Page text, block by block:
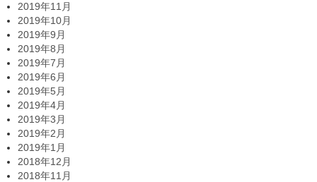
2019年11月
2019年10月
2019年9月
2019年8月
2019年7月
2019年6月
2019年5月
2019年4月
2019年3月
2019年2月
2019年1月
2018年12月
2018年11月